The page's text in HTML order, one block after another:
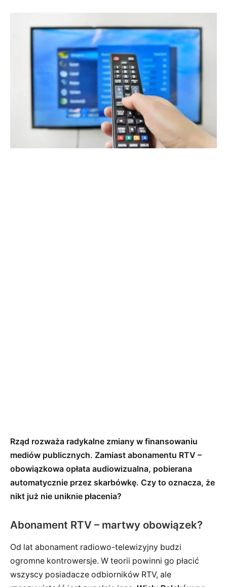
Rząd rozważa radykalne zmiany w finansowaniu
mediów publicznych. Zamiast abonamentu RTV –
obowiązkowa opłata audiowizualna, pobierana
automatycznie przez skarbówkę. Czy to oznacza, że
nikt już nie uniknie płacenia?
Abonament RTV – martwy obowiązek?
Od lat abonament radiowo-telewizyjny budzi
ogromne kontrowersje. W teorii powinni go płacić
wszyscy posiadacze odbiorników RTV, ale